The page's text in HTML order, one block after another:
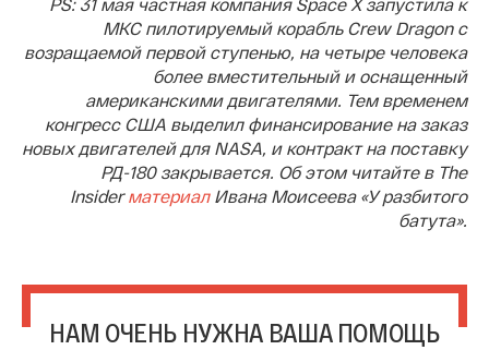
PS: 31 мая частная компания Space X запустила к
МКС пилотируемый корабль Crew Dragon c
возращаемой первой ступенью, на четыре человека
более вместительный и оснащенный
американскими двигателями. Тем временем
конгресс США выделил финансирование на заказ
новых двигателей для NASA, и контракт на поставку
РД-180 закрывается. Об этом читайте в The
InsiderматериалИвана Моисеева «У разбитого
батута».
НАМ ОЧЕНЬ НУЖНА ВАША ПОМОЩЬ